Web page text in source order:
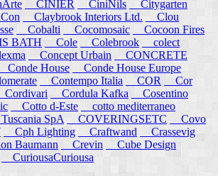
CINIER CiniNils
Citygarten
Claybrook Interiors Ltd.
Clou
Cobalti Cocomosaic
Cocoon Fires
BATH
Cole Colebrook
colect
Concept Urbain
CONCRETE
Conde House
Conde House Europe
Contempo Italia COR
Cor
Cordivari Cordula Kafka
Cosentino
Cotto d-Este
cotto mediterraneo
SpA
COVERINGSETC
Covo
Cph Lighting Craftwand
Crassevig
Baumann
Crevin
Cube Design
CuriousaCuriousa